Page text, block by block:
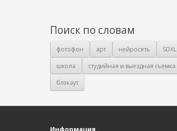
Поиск по словам
фотофон арт нейросеть SDXL
школа
студийная и выездная сьемка
блэкаут
Информация